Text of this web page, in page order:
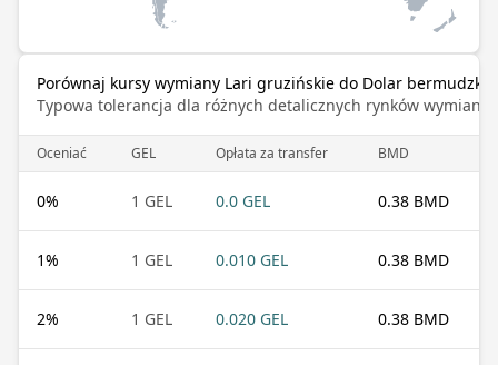
Porównaj kursy wymiany Lari gruzińskie do Dolar bermudzki
Typowa tolerancja dla różnych detalicznych rynków wymiany
Oceniać GEL Opłata za transfer BMD
0% 1 GEL 0.0 GEL 0.38 BMD
1% 1 GEL 0.010 GEL 0.38 BMD
2% 1 GEL 0.020 GEL 0.38 BMD